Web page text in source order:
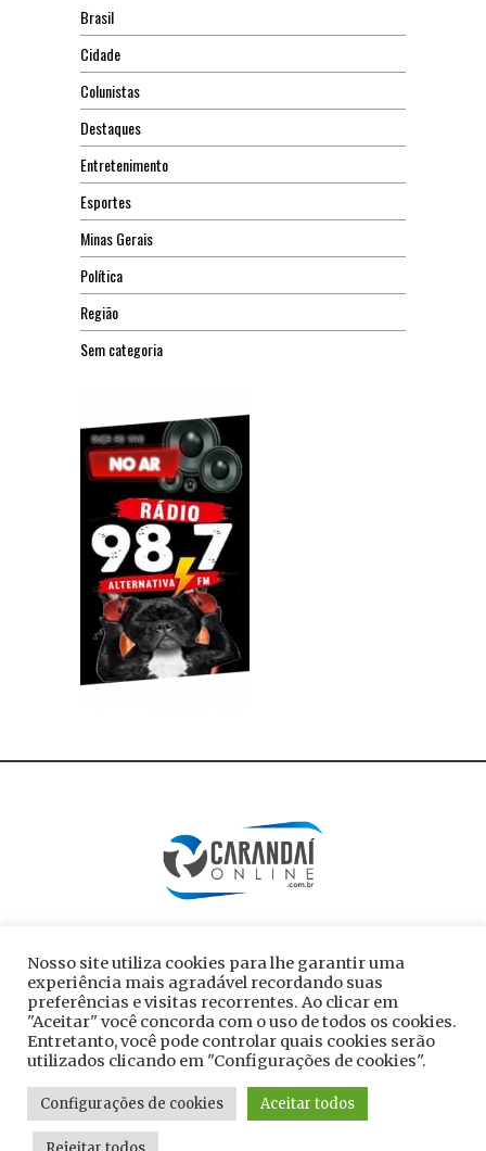
Brasil
Cidade
Colunistas
Destaques
Entretenimento
Esportes
Minas Gerais
Política
Região
Sem categoria
Todos os direitos reservados ao site
carandaionline.com.br
Nosso site utiliza cookies para lhe garantir uma
experiência mais agradável recordando suas
preferências e visitas recorrentes. Ao clicar em
"Aceitar" você concorda com o uso de todos os cookies.
Entretanto, você pode controlar quais cookies serão
utilizados clicando em "Configurações de cookies".
Configurações de cookies Aceitar todos